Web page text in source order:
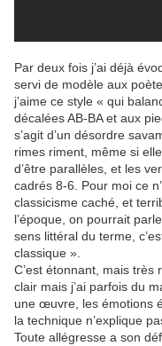
Par deux fois j’ai déjà
servi de modèle aux
j’aime ce style « qui
décalées AB-BA et aux
s’agit d’un désordre
rimes riment, même si
d’être parallèles, et les
cadrés 8-6. Pour moi ce
classicisme caché, et
l’époque, on pourrait
sens littéral du terme,
classique ».
C’est étonnant, mais très
clair mais j’ai parfois du
une œuvre, les émotions
la technique n’explique
Toute allégresse a son